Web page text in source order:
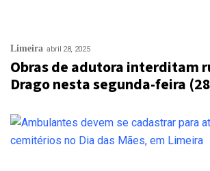
Limeira abril 28, 2025
Obras de adutora interditam
Drago nesta segunda-feira